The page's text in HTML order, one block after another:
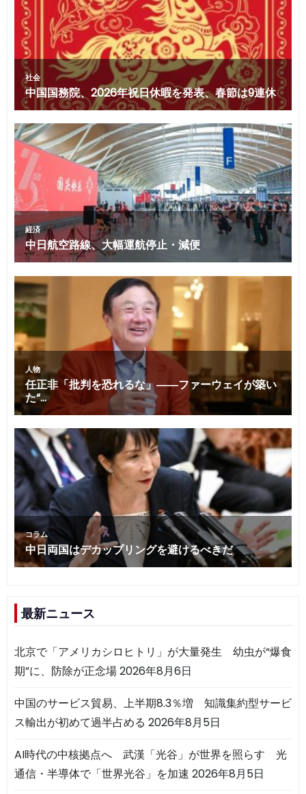
最新ニュース
北京で「アメリカシロヒトリ」が大量発生 幼虫が“爆食
期”に、防除が正念場2026年8月6日
中国のサービス貿易、上半期8.3％増 知識集約型サービ
ス輸出が初めて過半占める 2026年8月5日
AI時代の中核拠点へ 武漢「光谷」が世界を照らす 光
通信・半導体で「世界光谷」を加速 2026年8月5日